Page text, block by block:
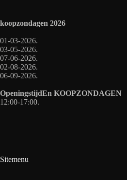
koopzondagen 2026
01-03-2026.
03-05-2026.
07-06-2026.
02-08-2026.
06-09-2026.
OpeningstijdEn KOOPZONDAGEN
12:00-17:00.
Sitemenu